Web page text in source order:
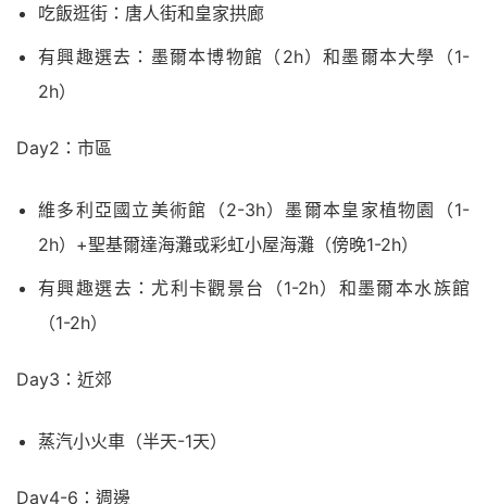
吃飯逛街：唐人街和皇家拱廊
有興趣選去：墨爾本博物館（2h）和墨爾本大學（1-
2h）
Day2：市區
維多利亞國立美術館（2-3h）墨爾本皇家植物園（1-
2h）+聖基爾達海灘或彩虹小屋海灘（傍晚1-2h）
有興趣選去：尤利卡觀景台（1-2h）和墨爾本水族館
（1-2h）
Day3：近郊
蒸汽小火車（半天-1天）
Day4-6：週邊